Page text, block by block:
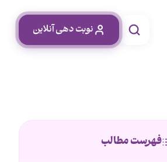
نوبت دهی آنلاین
فهرست مطالب